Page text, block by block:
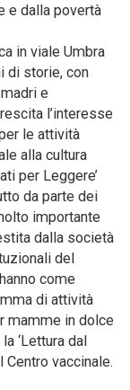
e dalla povertà
in viale Umbra
di storie, con
e
l’interesse
le attività
alla cultura
per Leggere’
da parte dei
importante
dalla società
del
come
di attività
mamme in dolce
‘Lettura dal
Centro vaccinale.